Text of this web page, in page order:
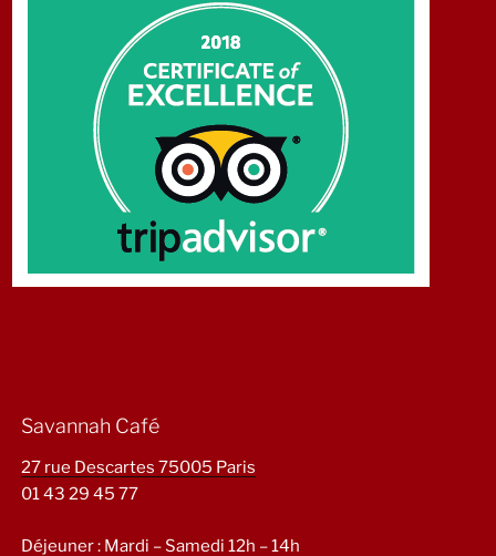
Savannah Café
27 rue Descartes 75005 Paris
01 43 29 45 77
Déjeuner : Mardi – Samedi 12h – 14h